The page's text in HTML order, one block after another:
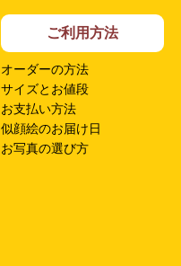
ご利用方法
オーダーの方法
サイズとお値段
お支払い方法
似顔絵のお届け日
お写真の選び方